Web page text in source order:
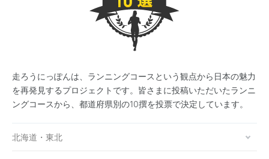
走ろうにっぽんは、ランニングコースという観点から日本の魅力
を再発見するプロジェクトです。皆さまに投稿いただいたランニ
ングコースから、都道府県別の10撰を投票で決定しています。
北海道・東北